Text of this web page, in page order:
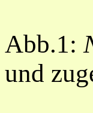
Abb.1:
und